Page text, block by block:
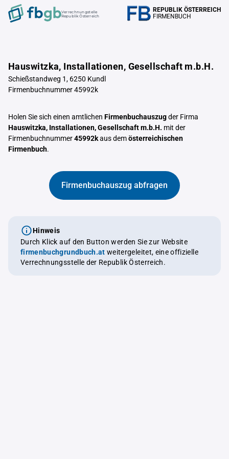
Verrechnungstelle
Republik Österreich
REPUBLIK ÖSTERREICH
FIRMENBUCH
Hauswitzka, Installationen, Gesellschaft m.b.H.
Schießstandweg 1, 6250 Kundl
Firmenbuchnummer 45992k
Holen Sie sich einen amtlichen Firmenbuchauszugder Firma
Hauswitzka, Installationen, Gesellschaft m.b.H. mit der
Firmenbuchnummer45992kaus demösterreichischen
Firmenbuch.
Firmenbuchauszug abfragen
Hinweis
Durch Klick auf den Button werden Sie zur Website
firmenbuchgrundbuch.at weitergeleitet, eine offizielle
Verrechnungsstelle der Republik Österreich.